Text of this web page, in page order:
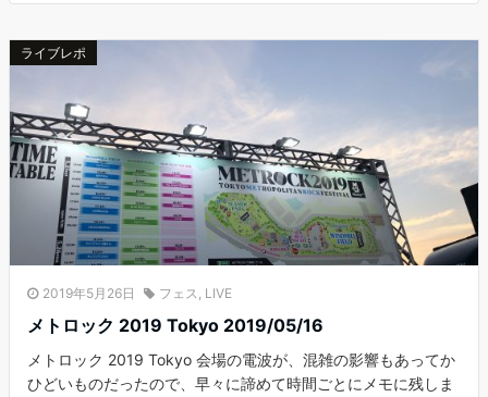
ライブレポ
2019年5月26日 フェス, LIVE
メトロック 2019 Tokyo 2019/05/16
メトロック 2019 Tokyo 会場の電波が、混雑の影響もあってか
ひどいものだったので、早々に諦めて時間ごとにメモに残しま